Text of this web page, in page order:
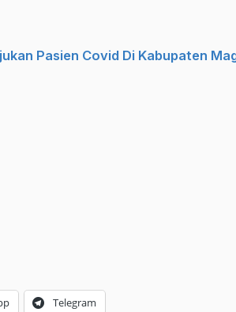
Pasien Covid Di Kabupaten
Telegram